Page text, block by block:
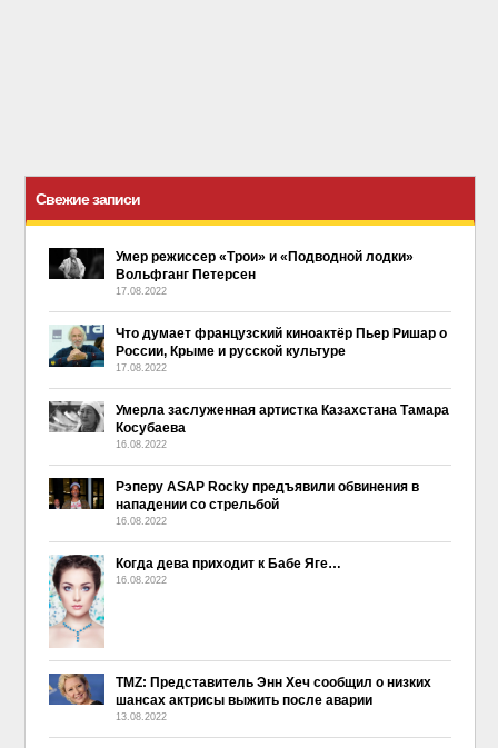
Свежие записи
Умер режиссер «Трои» и «Подводной лодки»
Вольфганг Петерсен
17.08.2022
Что думает французский киноактёр Пьер Ришар о
России, Крыме и русской культуре
17.08.2022
Умерла заслуженная артистка Казахстана Тамара
Косубаева
16.08.2022
Рэперу ASAP Rocky предъявили обвинения в
нападении со стрельбой
16.08.2022
Когда дева приходит к Бабе Яге…
16.08.2022
TMZ: Представитель Энн Хеч сообщил о низких
шансах актрисы выжить после аварии
13.08.2022